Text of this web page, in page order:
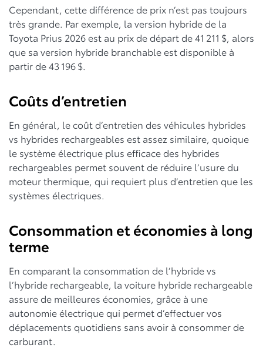
Cependant, cette différence de prix n’est pas toujours
très grande. Par exemple, la version hybride de la
Toyota Prius 2026 est au prix de départ de 41 211 $, alors
que sa version hybride branchable est disponible à
partir de 43 196 $.
Coûts d’entretien
En général, le coût d’entretien des véhicules hybrides
vs hybrides rechargeables est assez similaire, quoique
le système électrique plus efficace des hybrides
rechargeables permet souvent de réduire l’usure du
moteur thermique, qui requiert plus d’entretien que les
systèmes électriques.
Consommation et économies à long
terme
En comparant la consommation de l’hybride vs
l’hybride rechargeable, la voiture hybride rechargeable
assure de meilleures économies, grâce à une
autonomie électrique qui permet d’effectuer vos
déplacements quotidiens sans avoir à consommer de
carburant.